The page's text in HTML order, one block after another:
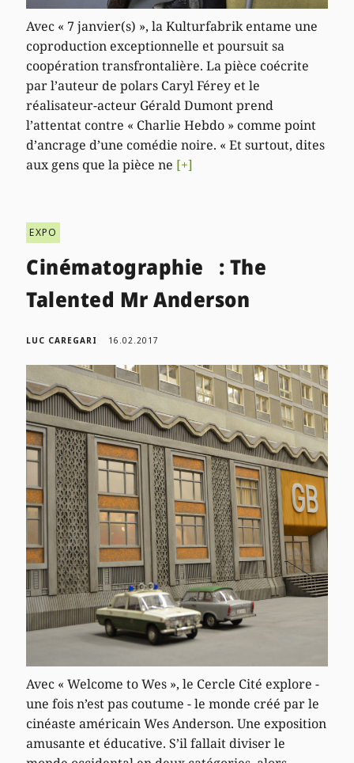
Avec « 7 janvier(s) », la Kulturfabrik entame une
coproduction exceptionnelle et poursuit sa
coopération transfrontalière. La pièce coécrite
par l’auteur de polars Caryl Férey et le
réalisateur-acteur Gérald Dumont prend
l’attentat contre « Charlie Hebdo » comme point
d’ancrage d’une comédie noire. « Et surtout, dites
aux gens que la pièce ne [+]
EXPO
Cinématographie : The
Talented Mr Anderson
LUC CAREGARI 16.02.2017
Avec « Welcome to Wes », le Cercle Cité explore -
une fois n’est pas coutume - le monde créé par le
cinéaste américain Wes Anderson. Une exposition
amusante et éducative. S’il fallait diviser le